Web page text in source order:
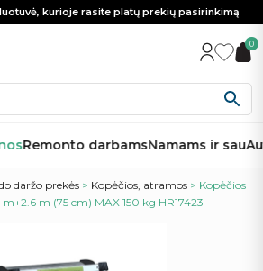
kurioje rasite platų prekių pasirinkimą
0
Remonto darbamsNamams ir sau
daržo prekės > Kopėčios, atramos > Kopėčios
m (75 cm) MAX 150 kg HR17423